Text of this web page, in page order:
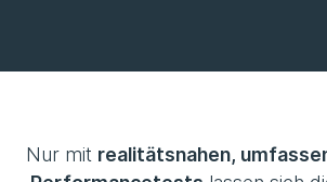
Nur mit realitätsnahen,